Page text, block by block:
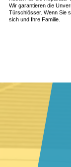
Wir garantieren die
Türschlösser. Wenn Sie
sich und Ihre Familie.